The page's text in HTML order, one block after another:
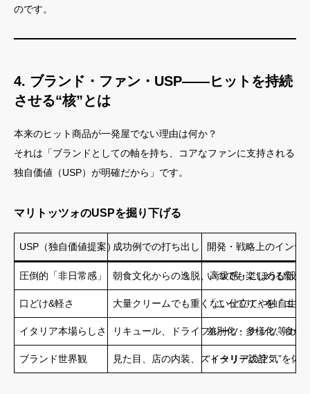
のです。
4. ブランド・ファン・USP――ヒットを持続
させる“核”とは
本来のヒット商品が一発屋でない理由は何か？
それは「ブランドとしての軸を持ち、コアなファンに支持される
独自価値（USP）が明確だから」です。
マリトッツォのUSPを掘り下げる
USP（独自価値提案）成功例での打ち出し 開発・戦略上のインサ
圧倒的「非日常感」 朝食文化からの逸脱、高級感・ごほうび設計
いつでも楽しめる新た
口どけ&軽さ 大量クリームでも重くない仕立てや独自生地
「こってり」を「エア
イタリア本場らしさ リキュール、ドライフルーツ、ナッツ等カス
差別化・多様化、食体
ブランド世界観 見た目、店の内装、ストーリー設計
“イタリアの空気”を体